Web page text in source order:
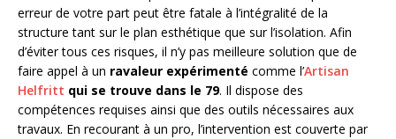
erreur de votre part peut être fatale à l’intégralité de la
structure tant sur le plan esthétique que sur l’isolation. Afin
d’éviter tous ces risques, il n’y pas meilleure solution que de
faire appel à un ravaleur expérimenté comme l’Artisan
Helfritt qui se trouve dans le 79. Il dispose des
compétences requises ainsi que des outils nécessaires aux
travaux. En recourant à un pro, l’intervention est couverte par